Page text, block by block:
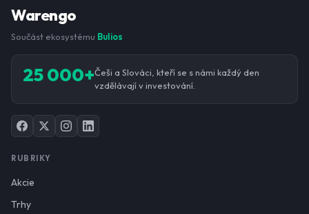
Warengo
Součást ekosystému Bulios
25 000+Češi a Slováci, kteří se s námi každý den
vzdělávají v investování.
RUBRIKY
Akcie
Trhy